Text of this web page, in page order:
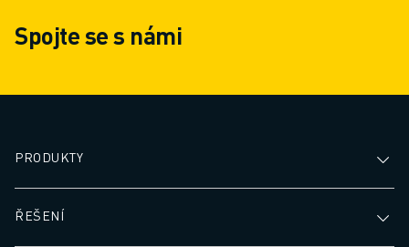
Spojte se s námi
PRODUKTY
ŘEŠENÍ